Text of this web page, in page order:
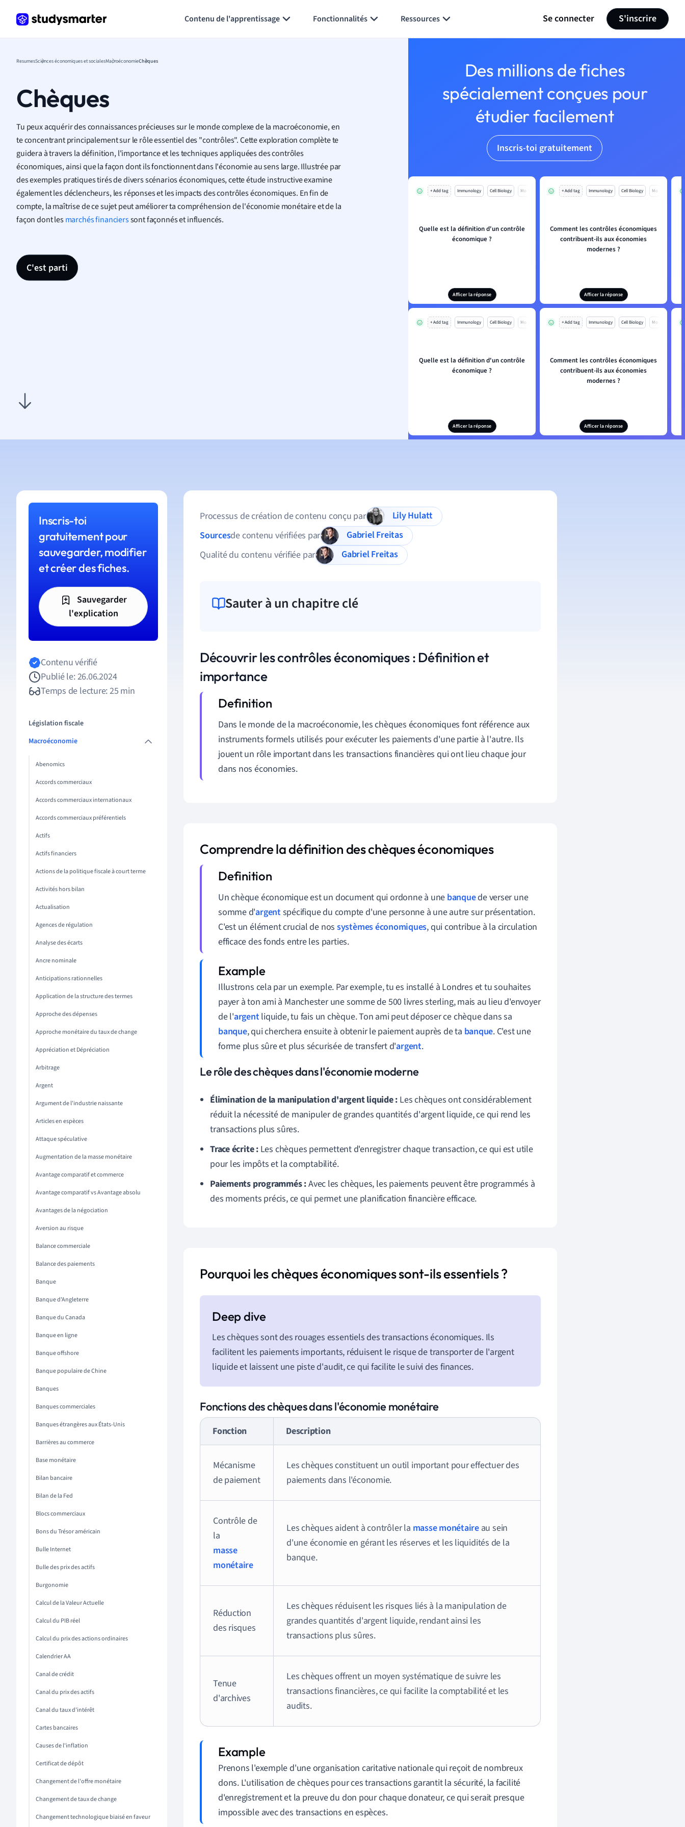
Contenu de l'apprentissage Fonctionnalités Ressources Se connecter S'inscrire
ResumesSciences économiques et socialesMacroéconomieChèques
Chèques
Tu peux acquérir des connaissances précieuses sur le monde complexe de la macroéconomie, en
te concentrant principalement sur le rôle essentiel des "contrôles". Cette exploration complète te
guidera à travers la définition, l'importance et les techniques appliquées des contrôles
économiques, ainsi que la façon dont ils fonctionnent dans l'économie au sens large. Illustrée par
des exemples pratiques tirés de divers scénarios économiques, cette étude instructive examine
également les déclencheurs, les réponses et les impacts des contrôles économiques. En fin de
compte, la maîtrise de ce sujet peut améliorer ta compréhension de l'économie monétaire et de la
façon dont lesmarchés financierssont façonnés et influencés.
C'est parti
Des millions de fiches
spécialement conçues pour
étudier facilement
Inscris-toi gratuitement
+ Add tag Immunology Cell Biology Mo
Quelle est la définition d'un contrôle
économique ?
Afficer la réponse
+ Add tag Immunology Cell Biology Mo
Comment les contrôles économiques
contribuent-ils aux économies
modernes ?
Afficer la réponse
+ Add tag Immunology Cell Biology Mo
Quelle est la définition d'un contrôle
économique ?
Afficer la réponse
+ Add tag Immunology Cell Biology Mo
Comment les contrôles économiques
contribuent-ils aux économies
modernes ?
Afficer la réponse
Inscris-toi
gratuitement pour
sauvegarder, modifier
et créer des fiches.
Sauvegarder
l'explication
Contenu vérifié
Publié le: 26.06.2024
Temps de lecture: 25 min
Législation fiscale
Macroéconomie
Abenomics
Accords commerciaux
Accords commerciaux internationaux
Accords commerciaux préférentiels
Actifs
Actifs financiers
Actions de la politique fiscale à court terme
Activités hors bilan
Actualisation
Agences de régulation
Analyse des écarts
Ancre nominale
Anticipations rationnelles
Application de la structure des termes
Approche des dépenses
Approche monétaire du taux de change
Appréciation et Dépréciation
Arbitrage
Argent
Argument de l'industrie naissante
Articles en espèces
Attaque spéculative
Augmentation de la masse monétaire
Avantage comparatif et commerce
Avantage comparatif vs Avantage absolu
Avantages de la négociation
Aversion au risque
Balance commerciale
Balance des paiements
Banque
Banque d'Angleterre
Banque du Canada
Banque en ligne
Banque offshore
Banque populaire de Chine
Banques
Banques commerciales
Banques étrangères aux États-Unis
Barrières au commerce
Base monétaire
Bilan bancaire
Bilan de la Fed
Blocs commerciaux
Bons du Trésor américain
Bulle Internet
Bulle des prix des actifs
Burgonomie
Calcul de la Valeur Actuelle
Calcul du PIB réel
Calcul du prix des actions ordinaires
Calendrier AA
Canal de crédit
Canal du prix des actifs
Canal du taux d'intérêt
Cartes bancaires
Causes de l'inflation
Certificat de dépôt
Changement de l'offre monétaire
Changement de taux de change
Changement technologique biaisé en faveur
Processus de création de contenu conçu par
Lily Hulatt
Sourcesde contenu vérifiées par
Gabriel Freitas
Qualité du contenu vérifiée par
Gabriel Freitas
Sauter à un chapitre clé
Découvrir les contrôles économiques : Définition et
importance
Dans le monde de la macroéconomie, les chèques économiques font référence aux
instruments formels utilisés pour exécuter les paiements d'une partie à l'autre. Ils
jouent un rôle important dans les transactions financières qui ont lieu chaque jour
dans nos économies.
Comprendre la définition des chèques économiques
Un chèque économique est un document qui ordonne à une banquede verser une
somme d'argentspécifique du compte d'une personne à une autre sur présentation.
C'est un élément crucial de nos systèmes économiques, qui contribue à la circulation
efficace des fonds entre les parties.
Illustrons cela par un exemple. Par exemple, tu es installé à Londres et tu souhaites
payer à ton ami à Manchester une somme de 500 livres sterling, mais au lieu d'envoyer
de l'argentliquide, tu fais un chèque. Ton ami peut déposer ce chèque dans sa
banque, qui cherchera ensuite à obtenir le paiement auprès de ta banque. C'est une
forme plus sûre et plus sécurisée de transfert d'argent.
Le rôle des chèques dans l'économie moderne
Élimination de la manipulation d'argent liquide : Les chèques ont considérablement
réduit la nécessité de manipuler de grandes quantités d'argent liquide, ce qui rend les
transactions plus sûres.
Trace écrite :Les chèques permettent d'enregistrer chaque transaction, ce qui est utile
pour les impôts et la comptabilité.
Paiements programmés :Avec les chèques, les paiements peuvent être programmés à
des moments précis, ce qui permet une planification financière efficace.
Pourquoi les chèques économiques sont-ils essentiels ?
Les chèques sont des rouages essentiels des transactions économiques. Ils
facilitent les paiements importants, réduisent le risque de transporter de l'argent
liquide et laissent une piste d'audit, ce qui facilite le suivi des finances.
Fonctions des chèques dans l'économie monétaire
Fonction Description
Mécanisme
de paiement
Les chèques constituent un outil important pour effectuer des
paiements dans l'économie.
Contrôle de
la
masse
monétaire
Les chèques aident à contrôler la masse monétaireau sein
d'une économie en gérant les réserves et les liquidités de la
banque.
Réduction
des risques
Les chèques réduisent les risques liés à la manipulation de
grandes quantités d'argent liquide, rendant ainsi les
transactions plus sûres.
Tenue
d'archives
Les chèques offrent un moyen systématique de suivre les
transactions financières, ce qui facilite la comptabilité et les
audits.
Prenons l'exemple d'une organisation caritative nationale qui reçoit de nombreux
dons. L'utilisation de chèques pour ces transactions garantit la sécurité, la facilité
d'enregistrement et la preuve du don pour chaque donateur, ce qui serait presque
impossible avec des transactions en espèces.